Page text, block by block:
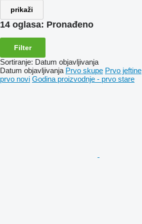
prikaži
14 oglasa: Pronađeno
Filter
Sortiranje: Datum objavljivanja
Datum objavljivanja Prvo skupe Prvo jeftine
prvo novi Godina proizvodnje - prvo stare